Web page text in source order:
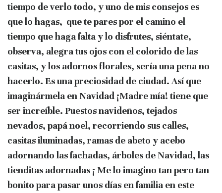
tiempo de verlo todo, y uno de mis consejos es
que lo hagas, que te pares por el camino el
tiempo que haga falta y lo disfrutes, siéntate,
observa, alegra tus ojos con el colorido de las
casitas, y los adornos florales, sería una pena no
hacerlo. Es una preciosidad de ciudad. Así que
imaginármela en Navidad ¡Madre mía! tiene que
ser increíble. Puestos navideños, tejados
nevados, papá noel, recorriendo sus calles,
casitas iluminadas, ramas de abeto y acebo
adornando las fachadas, árboles de Navidad, las
tienditas adornadas ¡ Me lo imagino tan pero tan
bonito para pasar unos días en familia en este